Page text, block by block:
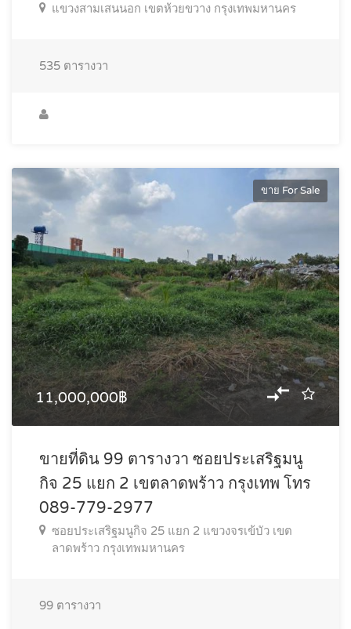
แขวงสามเสนนอก เขตห้วยขวาง กรุงเทพมหานคร
535 ตารางวา
ขาย For Sale
11,000,000฿
ขายที่ดิน 99 ตารางวา ซอยประเสริฐมนู
กิจ 25 แยก 2 เขตลาดพร้าว กรุงเทพ โทร
089-779-2977
ซอยประเสริฐมนูกิจ 25 แยก 2 แขวงจรเข้บัว เขต
ลาดพร้าว กรุงเทพมหานคร
99 ตารางวา